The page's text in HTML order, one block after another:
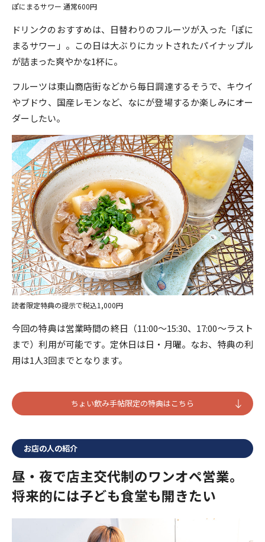
ぽにまるサワー 通常600円
ドリンクのおすすめは、日替わりのフルーツが入った「ぽに
まるサワー」。この日は大ぶりにカットされたパイナップル
が詰まった爽やかな1杯に。
フルーツは東山商店街などから毎日調達するそうで、キウイ
やブドウ、国産レモンなど、なにが登場するか楽しみにオー
ダーしたい。
読者限定特典の提示で税込1,000円
今回の特典は営業時間の終日（11:00～15:30、17:00～ラスト
まで）利用が可能です。定休日は日・月曜。なお、特典の利
用は1人3回までとなります。
ちょい飲み手帖限定の特典はこちら
お店の人の紹介
昼・夜で店主交代制のワンオペ営業。
将来的には子ども食堂も開きたい